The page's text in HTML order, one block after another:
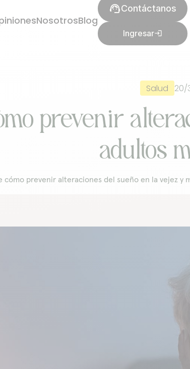
NosotrosBlog
support_agentContáctanos
Ingresarlogin
Salud 20/
prevenir
adultos
cómo prevenir alteraciones del sueño en la vejez